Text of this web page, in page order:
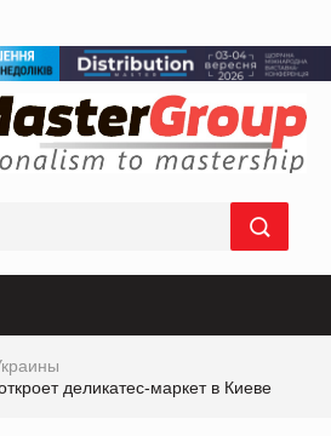
деликатес-маркет в Киеве